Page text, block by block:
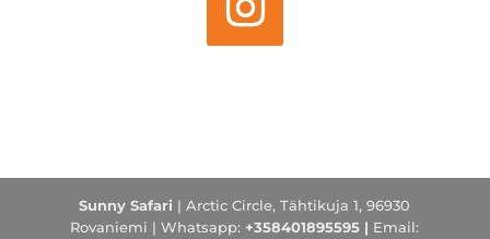
Sunny Safari | Arctic Circle, Tähtikuja 1, 96930
Rovaniemi |Whatsapp: +358401895595 | Email: